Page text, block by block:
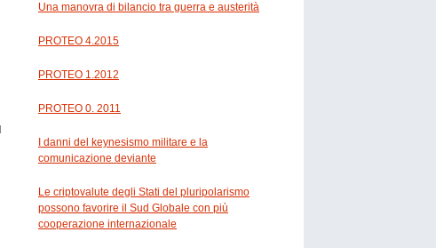
Una manovra di bilancio tra guerra e austerità
PROTEO 4.2015
PROTEO 1.2012
PROTEO 0. 2011
I danni del keynesismo militare e la
comunicazione deviante
Le criptovalute degli Stati del pluripolarismo
possono favorire il Sud Globale con più
cooperazione internazionale